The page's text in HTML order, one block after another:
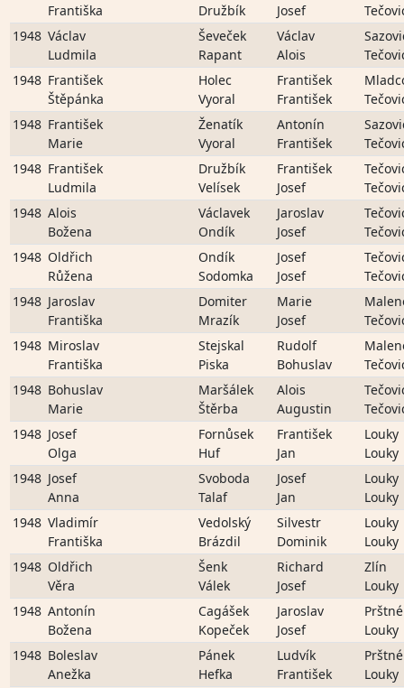
Františka Družbík Josef
1948 Václav
Ludmila
Ševeček
Rapant
Václav
Alois
1948 František
Štěpánka
Holec
Vyoral
František
František
1948 František
Marie
Ženatík
Vyoral
Antonín
František
1948 František
Ludmila
Družbík
Velísek
František
Josef
1948 Alois
Božena
Václavek
Ondík
Jaroslav
Josef
1948 Oldřich
Růžena
Ondík
Sodomka
Josef
Josef
1948 Jaroslav
Františka
Domiter
Mrazík
Marie
Josef
1948 Miroslav
Františka
Stejskal
Piska
Rudolf
Bohuslav
1948 Bohuslav
Marie
Maršálek
Štěrba
Alois
Augustin
1948 Josef
Olga
Fornůsek
Huf
František
Jan
Louky
Louky
1948 Josef
Anna
Svoboda
Talaf
Josef
Jan
Louky
Louky
1948 Vladimír
Františka
Vedolský
Brázdil
Silvestr
Dominik
Louky
Louky
1948 Oldřich
Věra
Šenk
Válek
Richard
Josef
Zlín
Louky
1948 Antonín
Božena
Cagášek
Kopeček
Jaroslav
Josef
Prštné
Louky
1948 Boleslav
Anežka
Pánek
Hefka
Ludvík
František
Prštné
Louky